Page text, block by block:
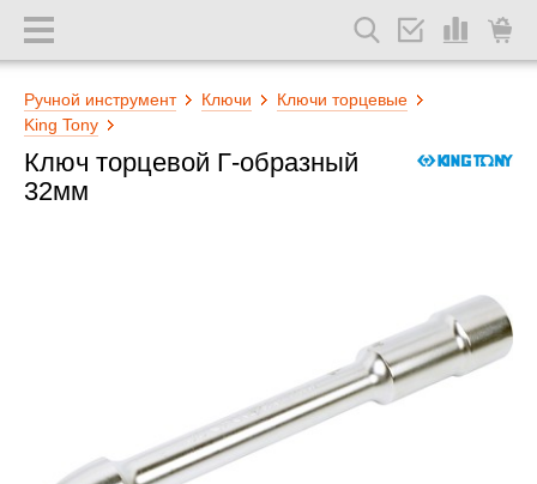
Ручной инструмент Ключи
Ключи торцевые
King Tony
Ключ торцевой Г-образный
32мм